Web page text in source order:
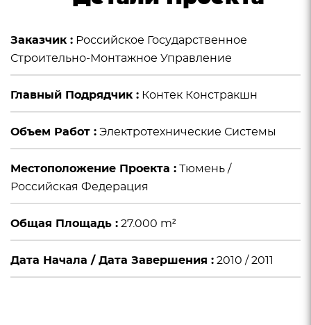
Заказчик : Российское Государственное
Строительно-Монтажное Управление
Главный Подрядчик : Контек Констракшн
Объем Работ : Электротехнические Системы
Местоположение Проекта : Тюмень /
Российская Федерация
Общая Площадь : 27.000 m²
Дата Начала / Дата Завершения : 2010 / 2011